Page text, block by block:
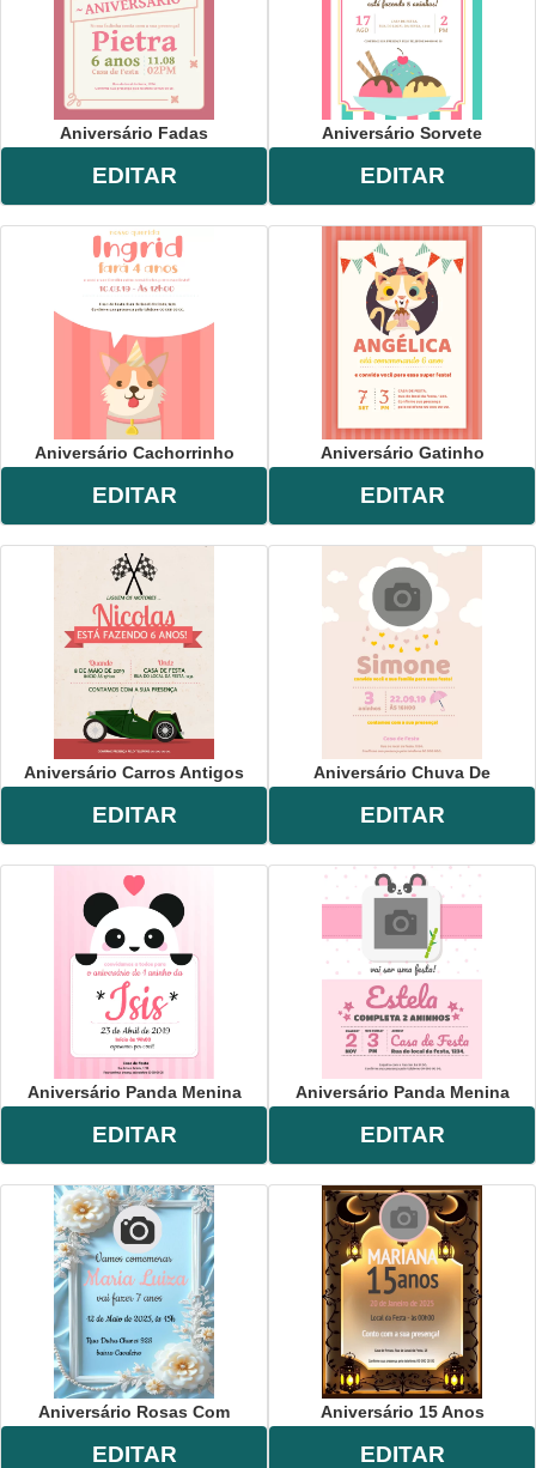
Aniversário Fadas
EDITAR
Aniversário Sorvete
EDITAR
Aniversário Cachorrinho
EDITAR
Aniversário Gatinho
EDITAR
Aniversário Carros Antigos
EDITAR
Aniversário Chuva De
EDITAR
Aniversário Panda Menina
EDITAR
Aniversário Panda Menina
EDITAR
Aniversário Rosas Com
EDITAR
Aniversário 15 Anos
EDITAR